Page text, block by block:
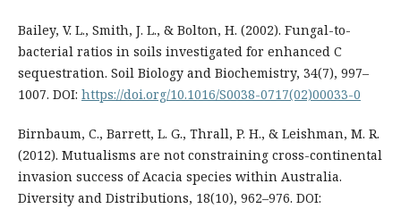
Bailey, V. L., Smith, J. L., & Bolton, H. (2002). Fungal-to-
bacterial ratios in soils investigated for enhanced C
sequestration. Soil Biology and Biochemistry, 34(7), 997–
1007. DOI: https://doi.org/10.1016/S0038-0717(02)00033-0
Birnbaum, C., Barrett, L. G., Thrall, P. H., & Leishman, M. R.
(2012). Mutualisms are not constraining cross-continental
invasion success of Acacia species within Australia.
Diversity and Distributions, 18(10), 962–976. DOI: